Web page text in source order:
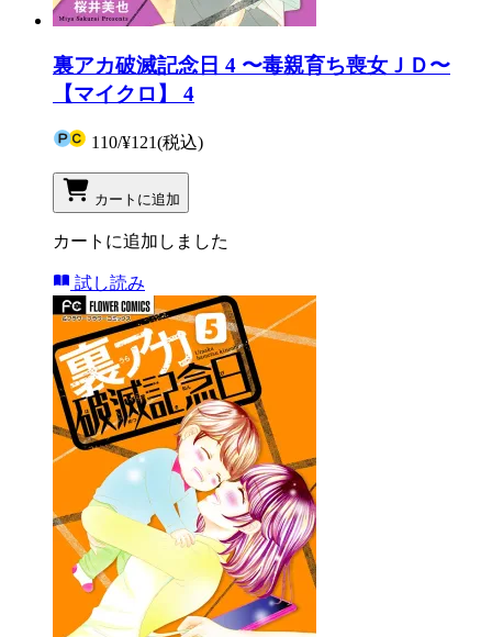
裏アカ破滅記念日 4 〜毒親育ち喪女ＪＤ〜
【マイクロ】 4
110/¥121(税込)
カートに追加
カートに追加しました
試し読み